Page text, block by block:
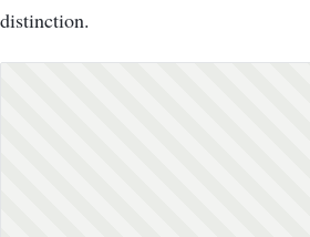
distinction.